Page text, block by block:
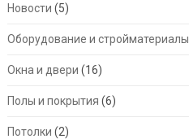
Новости (5)
Оборудование и стройматериалы
Окна и двери (16)
Полы и покрытия (6)
Потолки (2)